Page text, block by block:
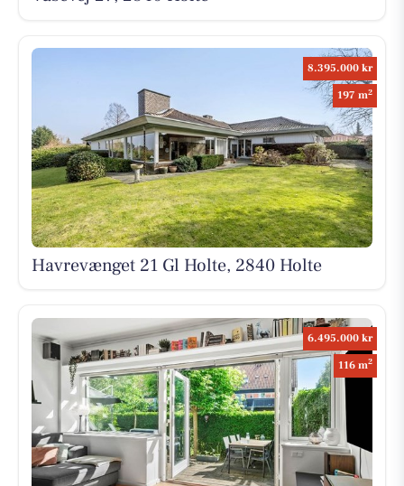
8.395.000 kr
197 m2
Havrevænget 21 Gl Holte, 2840 Holte
6.495.000 kr
116 m2